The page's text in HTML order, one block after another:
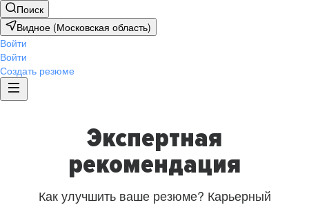
Поиск
Видное (Московская область)
Войти
Войти
Создать резюме
Экспертная
рекомендация
Как улучшить ваше резюме? Карьерный